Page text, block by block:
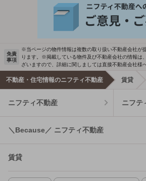
免責
事項
※当ページの物件情報は複数の取り扱い不動産会社が
ります。※掲載している物件及び不動産会社の情報は
ざいますので、詳細に関しましては直接不動産会社様
不動産・住宅情報のニフティ不動産 賃貸
ニフティ不動産 ニフテ
＼Because／ ニフティ不動産
賃貸